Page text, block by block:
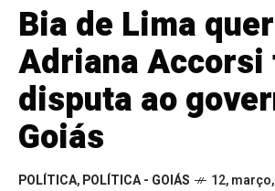
Bia de Lima quer
Adriana Accorsi
disputa ao
Goiás
POLÍTICA,POLÍTICA - GOIÁS 12,